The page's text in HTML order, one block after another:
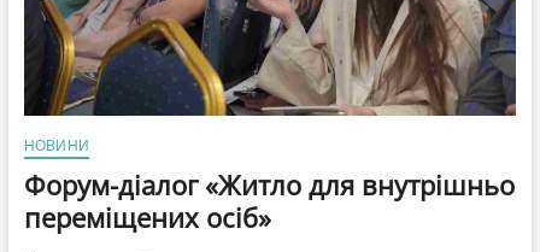
НОВИНИ
Форум-діалог «Житло для внутрішньо
переміщених осіб»